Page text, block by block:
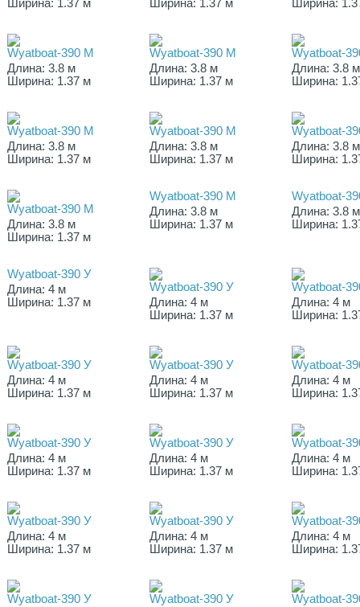
Ширина: 1.37 м
Ширина: 1.37 м
Ширина:
Wyatboat-390 M
Длина: 3.8 м
Ширина: 1.37 м
Wyatboat-390 M
Длина: 3.8 м
Ширина: 1.37 м
Wyatboat-
Длина: 3.8 м
Ширина:
Wyatboat-390 M
Длина: 3.8 м
Ширина: 1.37 м
Wyatboat-390 M
Длина: 3.8 м
Ширина: 1.37 м
Wyatboat-
Длина: 3.8 м
Ширина:
Wyatboat-390 M
Длина: 3.8 м
Ширина: 1.37 м
Wyatboat-390 M
Длина: 3.8 м
Ширина: 1.37 м
Wyatboat-
Длина: 3.8 м
Ширина:
Wyatboat-390 У
Длина: 4 м
Ширина: 1.37 м
Wyatboat-390 У
Длина: 4 м
Ширина: 1.37 м
Wyatboat-
Длина: 4 м
Ширина:
Wyatboat-390 У
Длина: 4 м
Ширина: 1.37 м
Wyatboat-390 У
Длина: 4 м
Ширина: 1.37 м
Wyatboat-
Длина: 4 м
Ширина:
Wyatboat-390 У
Длина: 4 м
Ширина: 1.37 м
Wyatboat-390 У
Длина: 4 м
Ширина: 1.37 м
Wyatboat-
Длина: 4 м
Ширина:
Wyatboat-390 У
Длина: 4 м
Ширина: 1.37 м
Wyatboat-390 У
Длина: 4 м
Ширина: 1.37 м
Wyatboat-
Длина: 4 м
Ширина:
Wyatboat-390 У
Wyatboat-390 У
Wyatboat-